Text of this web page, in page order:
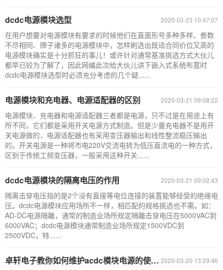
2020-03-23 10:47:07
dcdc电源模块选型
在用户想要对电源模块有要求的时候他们在直面形号多种多样、叁数
不尽相同、牌子诸多的电源模块中，怎样刷选出既适合同价位又高的
电源模块确实是十分抓狂的事儿！或许针对通常基准挑选方式大伙儿
都早已较为了解了，因此网编此次给大伙儿讲下嵌入式系统布置时
dcdc电源模块选型时必须充分考虑的几个疑......
2020-03-21 09:08:22
电源模块和充电器、电源适配器的区别
电源模块、充电器和电源适配器三者都是电源，只不过是在用途上有
所不同，它们都是采用开关电源方式制造。但是少量充电器不是用开
关电源做的，电源适配器也有采用变压器输出和线性整流稳压输出
的。开关电源是一种将市电220V交流电转为低压直流电的一种方式，
区别于传统工频变压器，一般采用这种开关......
2020-03-21 09:02:43
dcdc电源模块的隔离电压的作用
隔离击穿电压指的是2个没有直接等电位连接的装置能够经受的绝缘电
压。dcdc电源模块应用场所不一样，相匹配的规格挑选也不需。如：
AD-DC电源隔離，通常的制造业场所规定隔離击穿电压在5000VAC到
6000VAC；dcdc电源模块通常制造业场所规定1500VDC到
2500VDC，特......
2020-03-20 13:29:46
卓轩电子教你如何维护acdc模块电源的使用寿命？